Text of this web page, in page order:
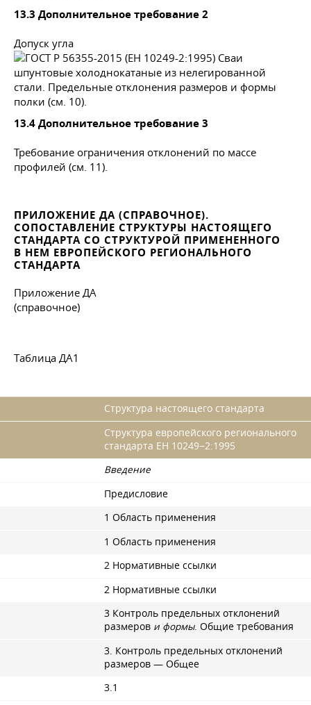
13.3 Дополнительное требование 2
Допуск угла
полки (см. 10).
13.4 Дополнительное требование 3
Требование ограничения отклонений по массе
профилей (см. 11).
ПРИЛОЖЕНИЕ ДА (СПРАВОЧНОЕ).
СОПОСТАВЛЕНИЕ СТРУКТУРЫ НАСТОЯЩЕГО
СТАНДАРТА СО СТРУКТУРОЙ ПРИМЕНЕННОГО
В НЕМ ЕВРОПЕЙСКОГО РЕГИОНАЛЬНОГО
СТАНДАРТА
Приложение ДА
(справочное)
Таблица ДА1
Структура настоящего стандарта
Структура европейского регионального
стандарта ЕН 10249−2:1995
Введение
Предисловие
1 Область применения
1 Область применения
2 Нормативные ссылки
2 Нормативные ссылки
3 Контроль предельных отклонений
размеров и формы. Общие требования
3. Контроль предельных отклонений
размеров — Общее
3.1